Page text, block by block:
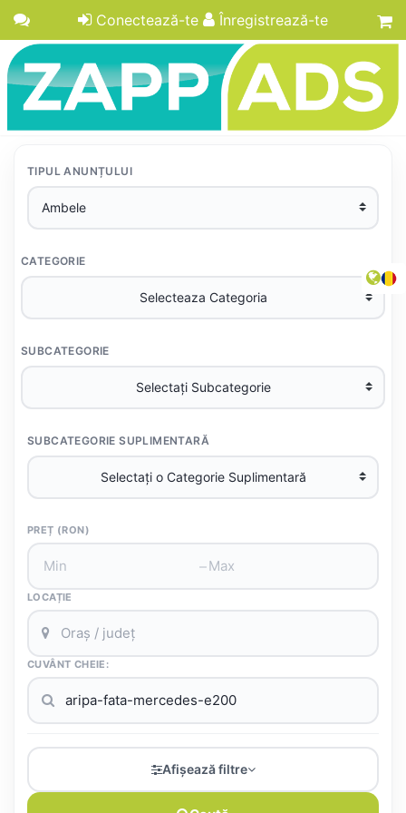
Conectează-te Înregistrează-te
TIPUL ANUNȚULUI
CATEGORIE
SUBCATEGORIE
SUBCATEGORIE SUPLIMENTARĂ
PREȚ (RON)
–
LOCAȚIE
CUVÂNT CHEIE:
Afișează filtre